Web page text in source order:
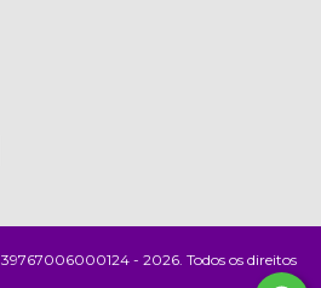
- 2026. Todos os direitos